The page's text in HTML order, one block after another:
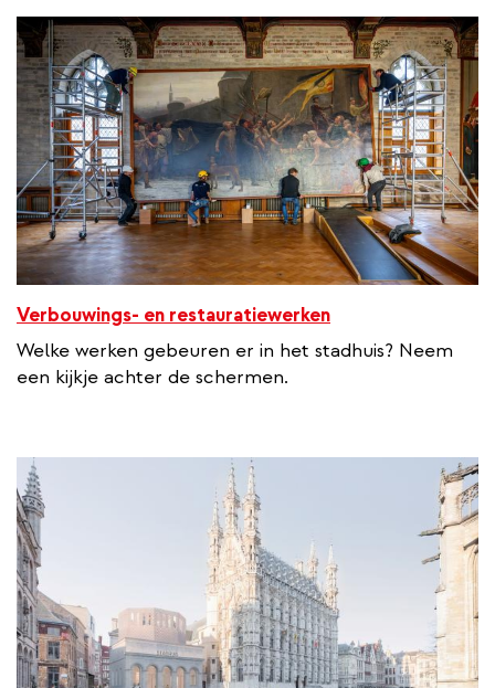
Verbouwings- en restauratiewerken
Welke werken gebeuren er in het stadhuis? Neem
een kijkje achter de schermen.